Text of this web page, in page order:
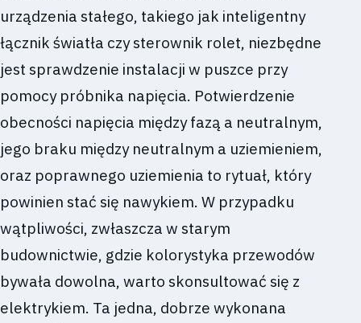
urządzenia stałego, takiego jak inteligentny
łącznik światła czy sterownik rolet, niezbędne
jest sprawdzenie instalacji w puszce przy
pomocy próbnika napięcia. Potwierdzenie
obecności napięcia między fazą a neutralnym,
jego braku między neutralnym a uziemieniem,
oraz poprawnego uziemienia to rytuał, który
powinien stać się nawykiem. W przypadku
wątpliwości, zwłaszcza w starym
budownictwie, gdzie kolorystyka przewodów
bywała dowolna, warto skonsultować się z
elektrykiem. Ta jedna, dobrze wykonana